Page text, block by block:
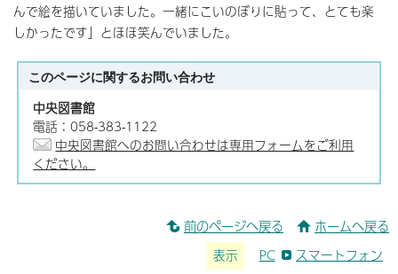
んで絵を描いていました。一緒にこいのぼりに貼って、とても楽
しかったです」とほほ笑んでいました。
このページに関するお問い合わせ
中央図書館
電話：058-383-1122
中央図書館へのお問い合わせは専用フォームをご利用
ください。
前のページへ戻る ホームへ戻る
表示 PC スマートフォン